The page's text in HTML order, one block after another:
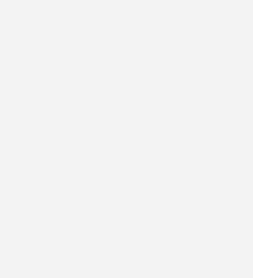
bin ich damit einverstanden, über
und eine Abmeldung ist
Umgang mit Daten finden Sie